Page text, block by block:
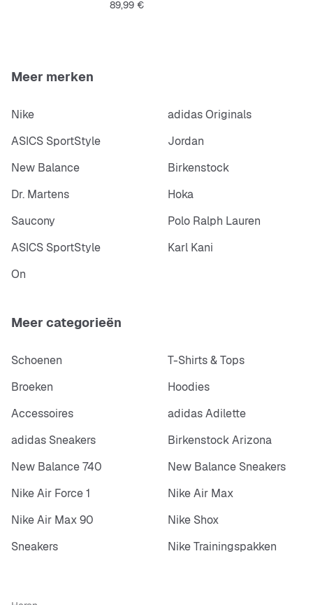
Prijs
89,99 €
Meer merken
Nike
adidas Originals
ASICS SportStyle
Jordan
New Balance
Birkenstock
Dr. Martens
Hoka
Saucony
Polo Ralph Lauren
ASICS SportStyle
Karl Kani
On
Meer categorieën
Schoenen
T-Shirts & Tops
Broeken
Hoodies
Accessoires
adidas Adilette
adidas Sneakers
Birkenstock Arizona
New Balance 740
New Balance Sneakers
Nike Air Force 1
Nike Air Max
Nike Air Max 90
Nike Shox
Sneakers
Nike Trainingspakken